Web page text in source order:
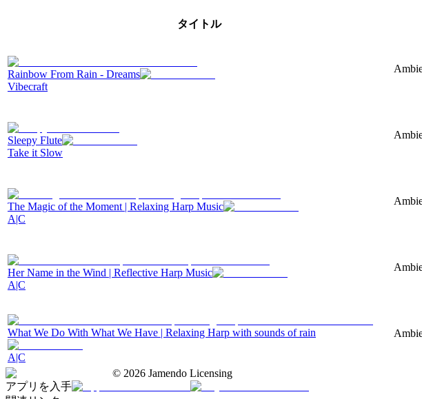
タイトル
Rainbow From Rain - Dreams
Vibecraft
Sleepy Flute
Take it Slow
The Magic of the Moment | Relaxing Harp Music
A|C
Her Name in the Wind | Reflective Harp Music
A|C
What We Do With What We Have | Relaxing Harp with sounds of rain
A|C
© 2026 Jamendo Licensing
アプリを入手